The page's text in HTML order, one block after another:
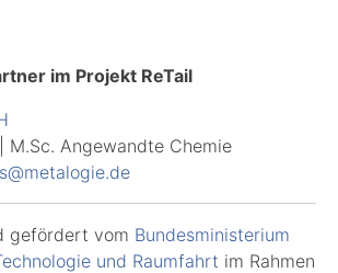
im Projekt ReTail
M.Sc. Angewandte Chemie
gefördert vom Bundesministerium
und Raumfahrt im Rahmen